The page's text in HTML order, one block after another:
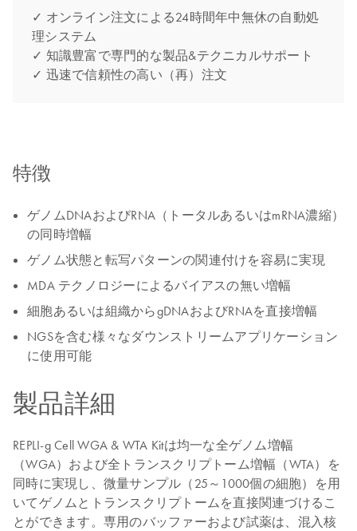
✓ オンライン注文による24時間年中無休の自動処
理システム
✓ 知識豊富で専門的な製品&テクニカルサポート
✓ 迅速で信頼性の高い（再）注文
特徴
ゲノムDNAおよびRNA（トータルあるいはmRNA濃縮）
の同時増幅
ゲノム状態と転写パターンの関連付けを容易に実現
MDA テクノロジーによるバイアスの無い増幅
細胞あるいは組織からgDNAおよびRNAを直接増幅
NGSを含む様々なダウンストリームアプリケーション
に使用可能
製品詳細
REPLI-g Cell WGA & WTA Kitは均一な全ゲノム増幅
（WGA）および全トランスクリプトーム増幅（WTA）を
同時に実現し、微量サンプル（25～1000個の細胞）を用
いてゲノムとトランスクリプトームを直接関連づけるこ
とができます。専用のバッファーおよび試薬は、混入核